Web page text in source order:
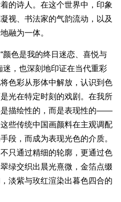
的诗人。在这个世界中，印象
视、书法家的气韵流动，以及
融为一体。
色是我的终日迷恋、喜悦与
迷，也深刻地印证在当代重彩
色彩从形体中解放，认识到色
光在特定时刻的戏剧。在我所
是描绘性的，而是表现性的——
些传统中国画颜料在主观调配
段，而成为表现光色的介质。
只通过精细的轮廓，更通过色
绿交织出晨光熹微，金箔点缀
淡紫与玫红渲染出暮色四合的